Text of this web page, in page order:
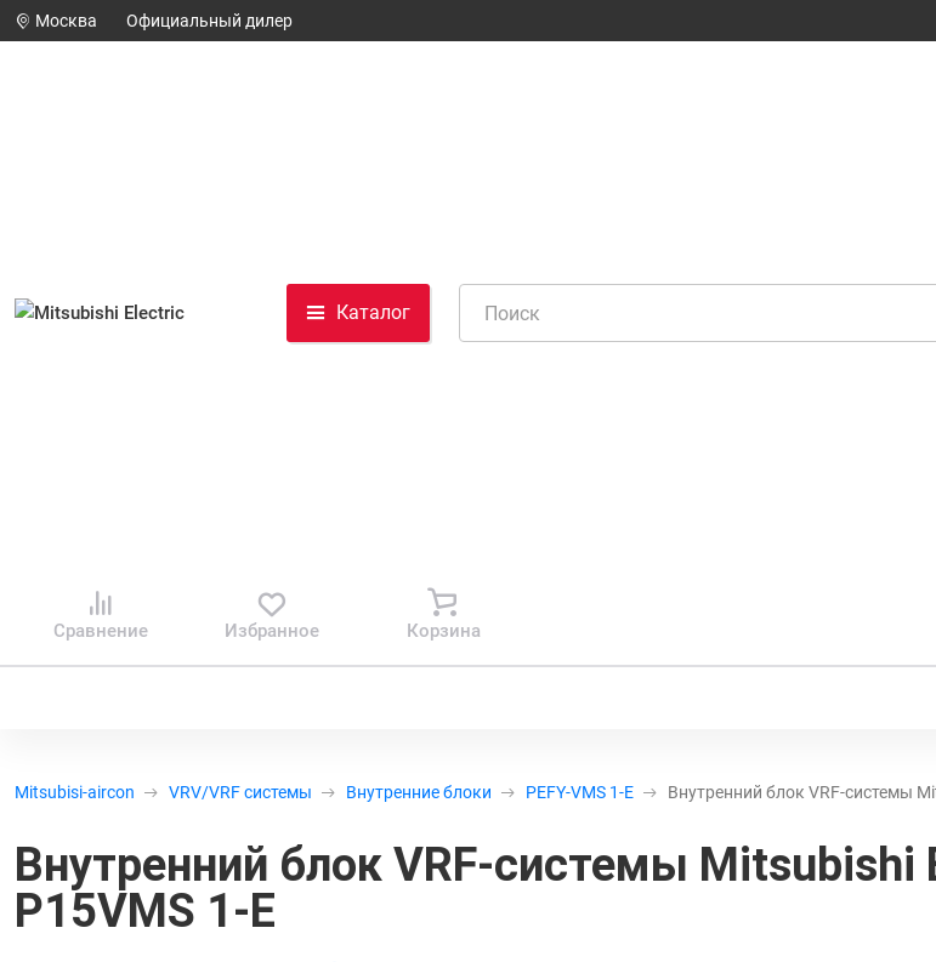
Москва Официальный дилер
Каталог
Сравнение Избранное Корзина
Mitsubisi-aircon VRV/VRF системы Внутренние блоки PEFY-VMS 1-E Внутренний блок VRF-системы
Внутренний блок VRF-системы Mitsubishi
P15VMS 1-E